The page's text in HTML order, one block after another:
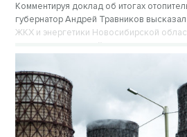
Комментируя доклад об итогах
губернатор Андрей Травников
ЖКХ и энергетики Новосибирской